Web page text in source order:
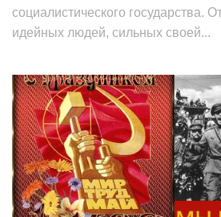
социалистического государства.
идейных людей, сильных своей...